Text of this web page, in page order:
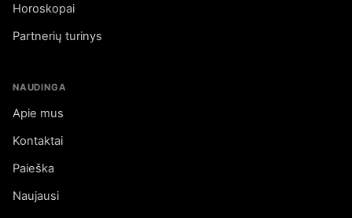
Horoskopai
Partnerių turinys
NAUDINGA
Apie mus
Kontaktai
Paieška
Naujausi